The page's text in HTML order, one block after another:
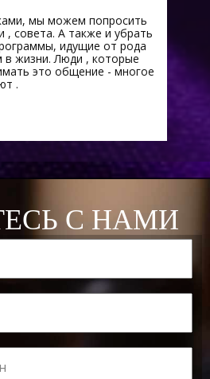
мы можем попросить
совета. А также и убрать
идущие от рода
жизни. Люди , которые
это общение - многое
.
С НАМИ